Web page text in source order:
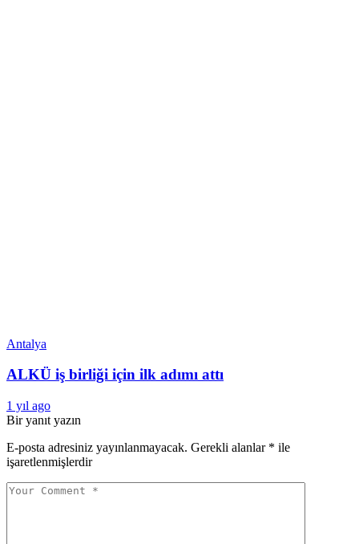
Antalya
ALKÜ iş birliği için ilk adımı attı
1 yıl ago
Bir yanıt yazın
E-posta adresiniz yayınlanmayacak. Gerekli alanlar * ile
işaretlenmişlerdir